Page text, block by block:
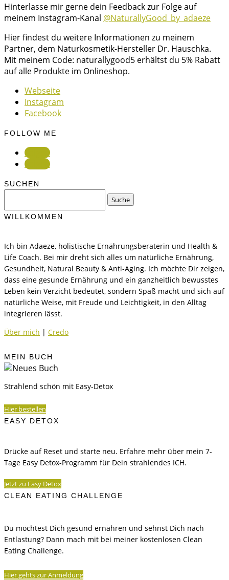
Hinterlasse mir gerne dein Feedback zur Folge auf
meinem Instagram-Kanal @NaturallyGood_by_adaeze
Hier findest du weitere Informationen zu meinem
Partner, dem Naturkosmetik-Hersteller Dr. Hauschka.
Mit meinem Code: naturallygood5 erhältst du 5% Rabatt
auf alle Produkte im Onlineshop.
Webseite
Instagram
Facebook
FOLLOW ME
Folgen
Folgen
SUCHEN
WILLKOMMEN
Ich bin Adaeze, holistische Ernährungsberaterin und Health &
Life Coach. Bei mir dreht sich alles um natürliche Ernährung,
Gesundheit, Natural Beauty & Anti-Aging. Ich möchte Dir zeigen,
dass eine gesunde Ernährung und ein ganzheitlich bewusstes
Leben kein Verzicht bedeutet, sondern Spaß macht und sich auf
natürliche Weise, mit Freude und Leichtigkeit, in den Alltag
integrieren lässt.
Über mich | Credo
MEIN BUCH
Strahlend schön mit Easy-Detox
Hier bestellen
EASY DETOX
Drücke auf Reset und starte neu. Erfahre mehr über mein 7-
Tage Easy Detox-Programm für Dein strahlendes ICH.
Jetzt zu Easy Detox
CLEAN EATING CHALLENGE
Du möchtest Dich gesund ernähren und sehnst Dich nach
Entlastung? Dann mach mit bei meiner kostenlosen Clean
Eating Challenge.
Hier gehts zur Anmeldung